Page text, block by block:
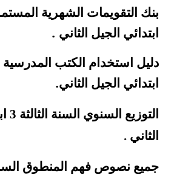
بنك
ابتدائي الجيل الثاني .
ابتدائي الجيل الثاني.
الثاني .